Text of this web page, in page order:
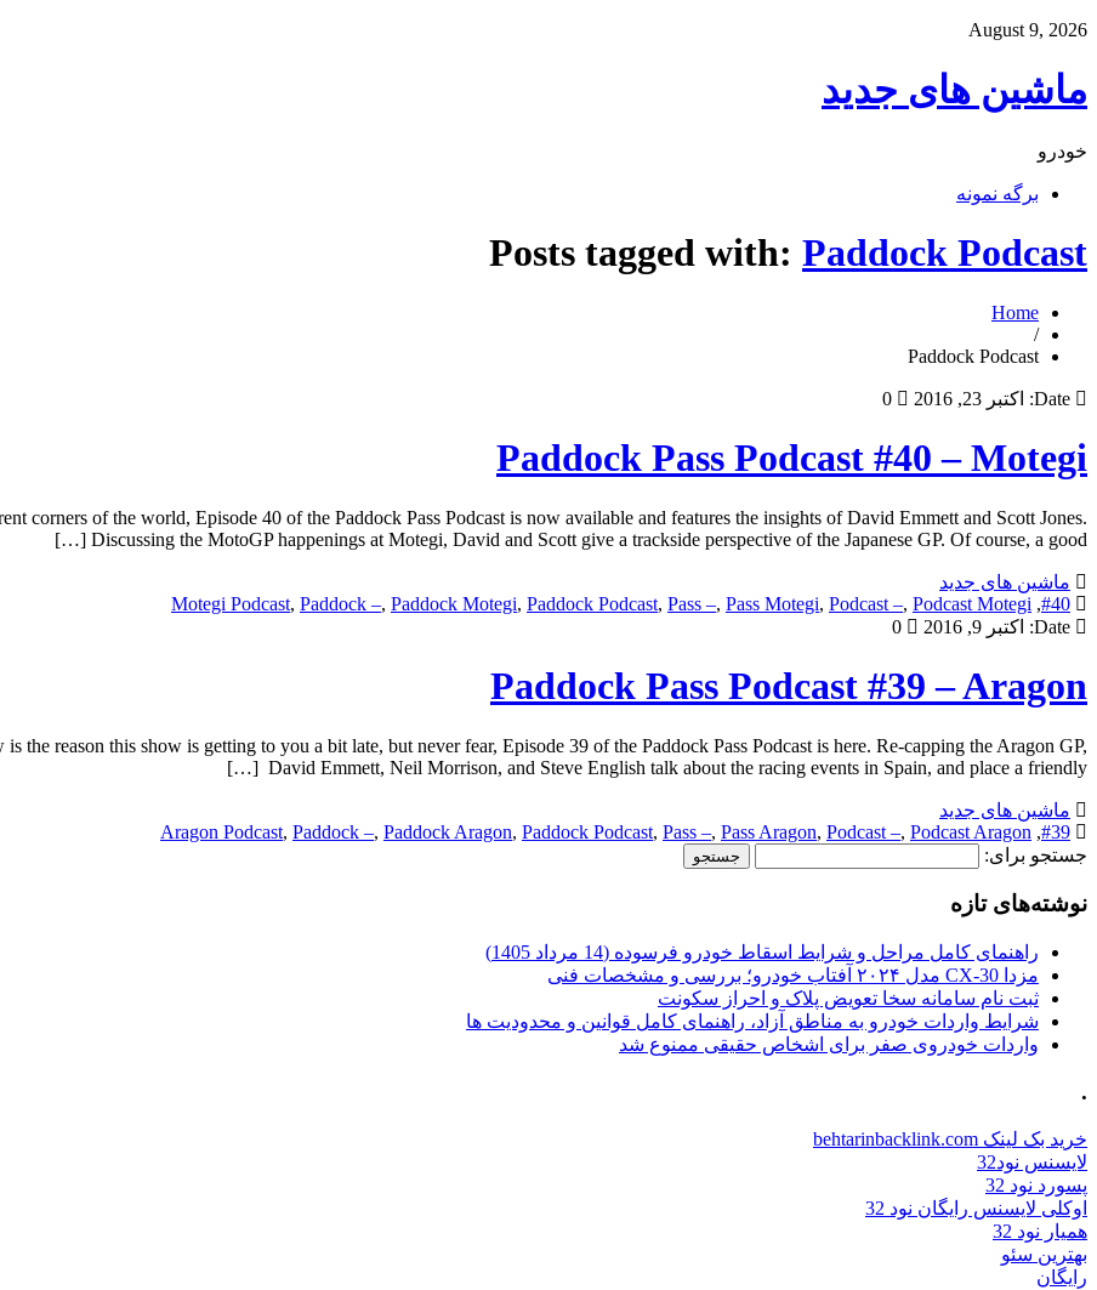
August 9, 2026
ماشین های جدید
خودرو
برگه نمونه
Posts tagged with: Paddock Podcast
Home
/
Paddock Podcast
Date: اکتبر 23, 2016 0
Paddock Pass Podcast #40 – Motegi
corners of the world, Episode 40 of the Paddock Pass Podcast is now available and features the insights of David Emmett and Scott Jones.
Discussing the MotoGP happenings at Motegi, David and Scott give a trackside perspective of the Japanese GP. Of course, a good […]
ماشین های جدید
#40
,
Motegi Podcast, Paddock –, Paddock Motegi, Paddock Podcast, Pass –, Pass Motegi, Podcast –, Podcast Motegi
Date:
اکتبر 9, 2016 0
Paddock Pass Podcast #39 – Aragon
the reason this show is getting to you a bit late, but never fear, Episode 39 of the Paddock Pass Podcast is here. Re-capping the Aragon GP,
David Emmett, Neil Morrison, and Steve English talk about the racing events in Spain, and place a friendly […]
ماشین های جدید
#39
,
Aragon Podcast, Paddock –, Paddock Aragon, Paddock Podcast, Pass –, Pass Aragon, Podcast –, Podcast Aragon
جستجو برای:
نوشته‌های تازه
راهنمای کامل مراحل و شرایط اسقاط خودرو فرسوده (14 مرداد 1405)
مزدا CX-30 مدل ۲۰۲۴ آفتاب خودرو؛ بررسی و مشخصات فنی
ثبت نام سامانه سخا تعویض پلاک و احراز سکونت
شرایط واردات خودرو به مناطق آزاد، راهنمای کامل قوانین و محدودیت ها
واردات خودروی صفر برای اشخاص حقیقی ممنوع شد
.
خرید بک لینک behtarinbacklink.com
لایسنس نود32
پسورد نود 32
اوکلی لایسنس رایگان نود 32
همیار نود 32
بهترین سئو
رایگان